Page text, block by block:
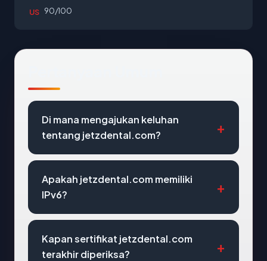
US 90/100
Di mana mengajukan keluhan
tentang jetzdental.com?
Apakah jetzdental.com memiliki
IPv6?
Kapan sertifikat jetzdental.com
terakhir diperiksa?